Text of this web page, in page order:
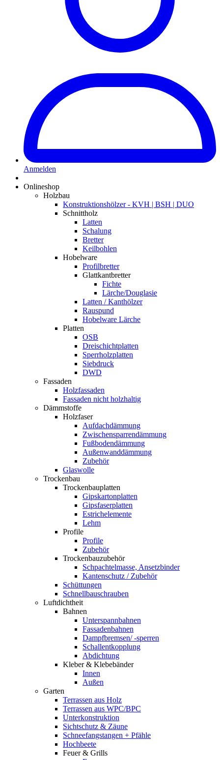
Anmelden
Onlineshop
Holzbau
Konstruktionshölzer - KVH | BSH | DUO
Schnittholz
Latten
Schalung
Bretter
Keilbohlen
Hobelware
Profilbretter
Glattkantbretter
Fichte
Lärche/Douglasie
Latten / Kanthölzer
Rauspund
Hobelware Lärche
Platten
OSB
Dreischichtplatten
Sperrholzplatten
Siebdruck
DWD
Fassaden
Holzfassaden
Fassaden nicht holzhaltig
Dämmstoffe
Holzfaser
Aufdachdämmung
Zwischensparrendämmung
Fußbodendämmung
Außenwanddämmung
Zubehör
Glaswolle
Trockenbau
Trockenbauplatten
Gipskartonplatten
Gipsfaserplatten
Estrichelemente
Lehm
Profile
Profile
Zubehör
Trockenbauzubehör
Schpachtelmasse, Ansetzbinder
Kantenschutz / Zubehör
Schüttungen
Schnellbauschrauben
Luftdichtheit
Bahnen
Unterspannbahnen
Fassadenbahnen
Dampfbremsen/ -sperren
Schallentkopplung
Abdichtung
Kleber & Klebebänder
Innen
Außen
Garten
Terrassen aus Holz
Terrassen aus WPC/BPC
Unterkonstruktion
Sichtschutz & Zäune
Schneefangstangen + Pfähle
Hochbeete
Feuer & Grills